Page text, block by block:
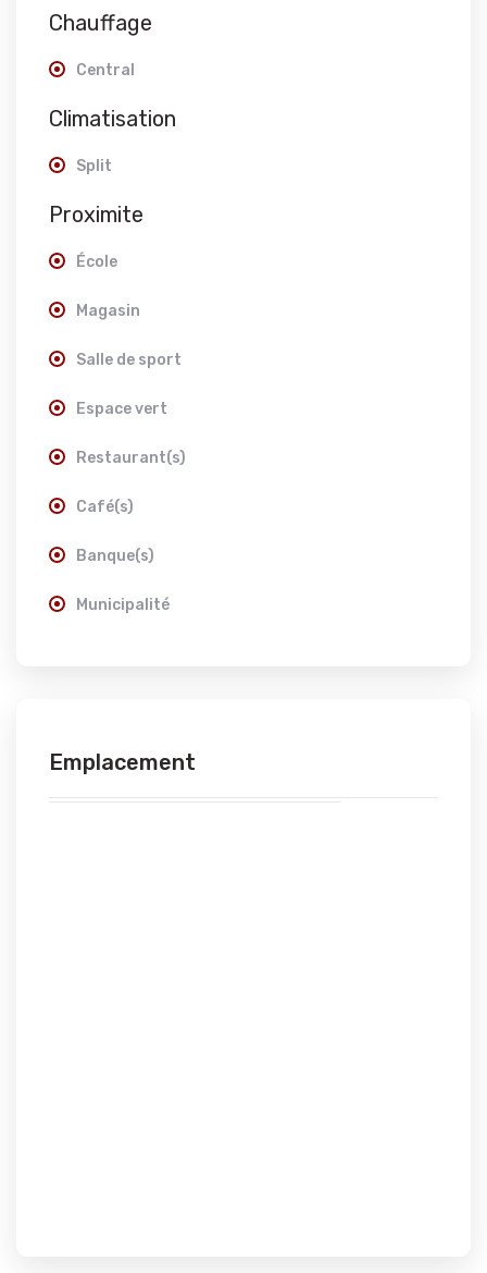
Chauffage
Central
Climatisation
Split
Proximite
École
Magasin
Salle de sport
Espace vert
Restaurant(s)
Café(s)
Banque(s)
Municipalité
Emplacement